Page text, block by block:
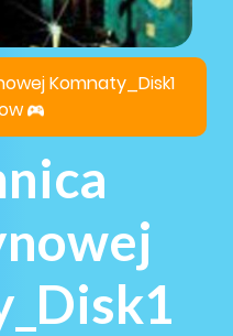
Komnaty_Disk1